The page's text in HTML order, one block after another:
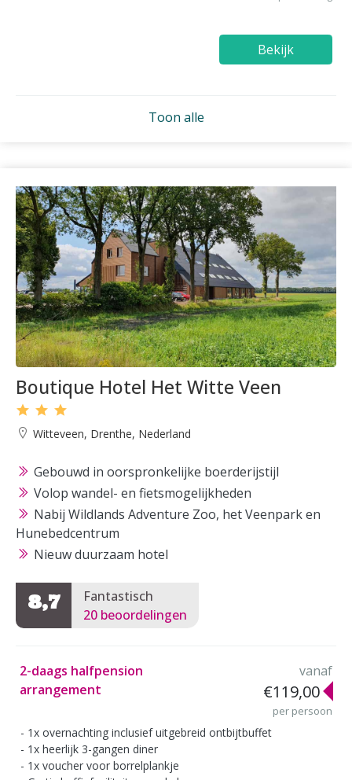
Bekijk
Toon alle
Boutique Hotel Het Witte Veen
Witteveen, Drenthe, Nederland
Gebouwd in oorspronkelijke boerderijstijl
Volop wandel- en fietsmogelijkheden
Nabij Wildlands Adventure Zoo, het Veenpark en
Hunebedcentrum
Nieuw duurzaam hotel
8,7
Fantastisch
20 beoordelingen
2-daags halfpension
arrangement
vanaf
€119,00
per persoon
1x overnachting inclusief uitgebreid ontbijtbuffet
1x heerlijk 3-gangen diner
1x voucher voor borrelplankje